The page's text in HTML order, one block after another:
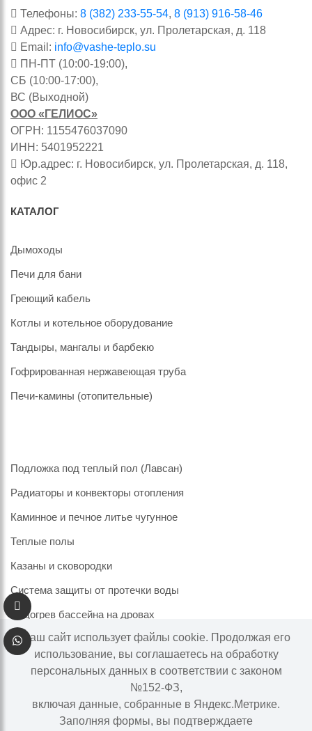
Телефоны: 8 (382) 233-55-54, 8 (913) 916-58-46
Адрес: г. Новосибирск, ул. Пролетарская, д. 118
Email: info@vashe-teplo.su
ПН-ПТ (10:00-19:00),
СБ (10:00-17:00),
ВС (Выходной)
ООО «ГЕЛИОС»
ОГРН: 1155476037090
ИНН: 5401952221
Юр.адрес: г. Новосибирск, ул. Пролетарская, д. 118,
офис 2
КАТАЛОГ
Дымоходы
Печи для бани
Греющий кабель
Котлы и котельное оборудование
Тандыры, мангалы и барбекю
Гофрированная нержавеющая труба
Печи-камины (отопительные)
Подложка под теплый пол (Лавсан)
Радиаторы и конвекторы отопления
Каминное и печное литье чугунное
Теплые полы
Казаны и сковородки
Система защиты от протечки воды
Подогрев бассейна на дровах
Информация на сайте не является публичной офертой.
Наличие и цены товара могут меняться, просьба
уточнять у менеджера при подтверждении заказа.
Наш сайт использует файлы cookie. Продолжая его
использование, вы соглашаетесь на обработку
персональных данных в соответствии с законом
№152-ФЗ,
включая данные, собранные в Яндекс.Метрике.
Заполняя формы, вы подтверждаете